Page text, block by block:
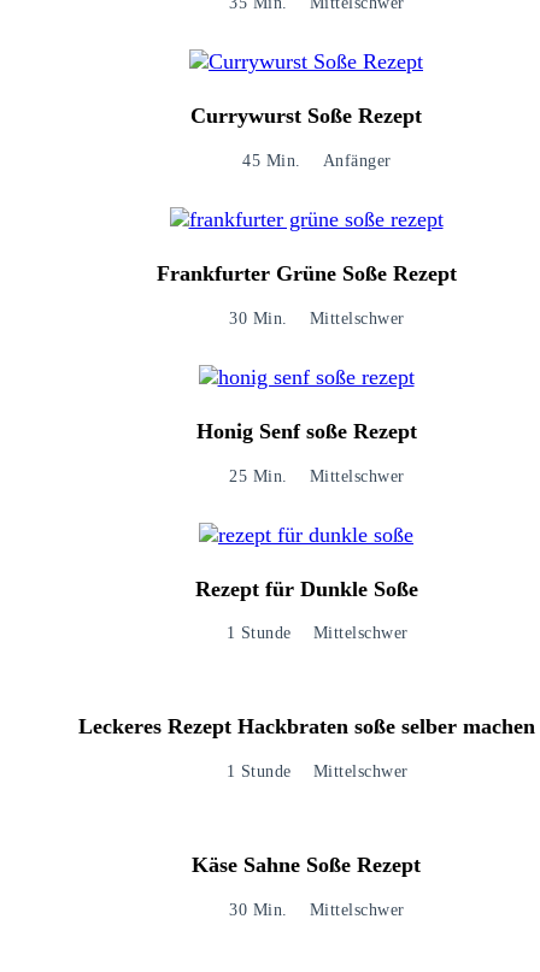
Currywurst Soße Rezept
45 Min. Anfänger
Frankfurter Grüne Soße Rezept
30 Min. Mittelschwer
Honig Senf soße Rezept​
25 Min. Mittelschwer
Rezept für Dunkle Soße
1 Stunde Mittelschwer
Leckeres Rezept Hackbraten soße selber machen
1 Stunde Mittelschwer
Käse Sahne Soße Rezept
30 Min. Mittelschwer